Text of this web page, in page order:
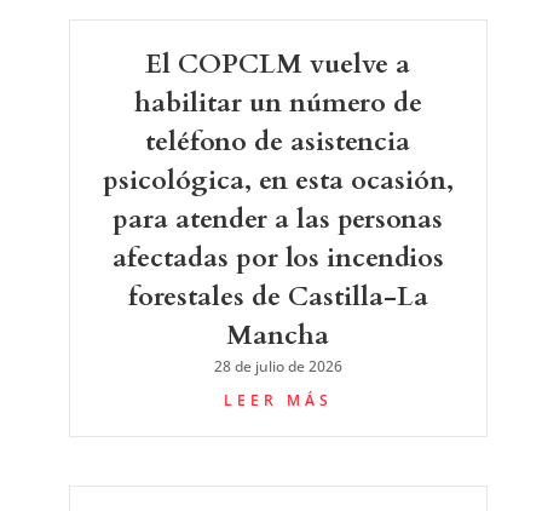
El COPCLM vuelve a
habilitar un número de
teléfono de asistencia
psicológica, en esta ocasión,
para atender a las personas
afectadas por los incendios
forestales de Castilla-La
Mancha
28 de julio de 2026
LEER MÁS